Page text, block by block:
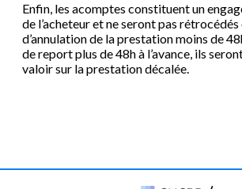
Enfin, les acomptes constituent un
de l’acheteur et ne seront pas rétrocédés
d’annulation de la prestation moins de
de report plus de 48h à l’avance, ils
valoir sur la prestation décalée.